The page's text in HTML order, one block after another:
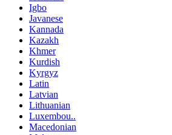
Igbo
Javanese
Kannada
Kazakh
Khmer
Kurdish
Kyrgyz
Latin
Latvian
Lithuanian
Luxembou..
Macedonian